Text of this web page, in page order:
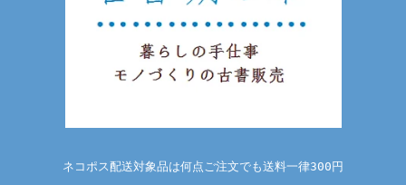
ネコポス配送対象品は何点ご注文でも送料一律300円